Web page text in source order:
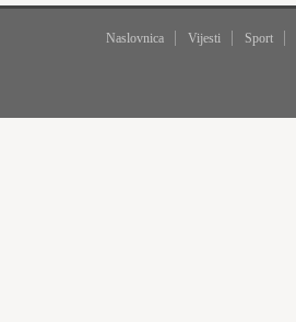
Naslovnica Vijesti Sport